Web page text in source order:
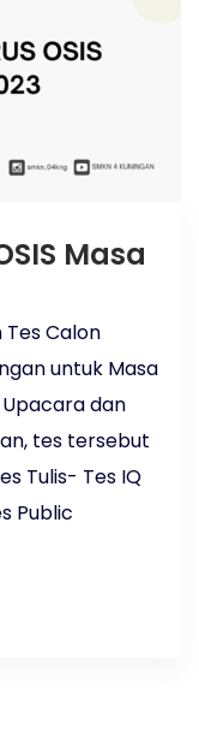
Masa
Calon
untuk Masa
dan
tes tersebut
Tulis- Tes IQ
Public